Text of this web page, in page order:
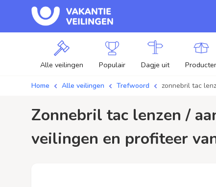
Alle veilingen Populair Dagje uit
Home Alle veilingen Trefwoord zonnebril tac
zonnebril tac lenzen / aanbiedingen - Plaats je bod op zonnebril tac lenzen
veilingen en profiteer